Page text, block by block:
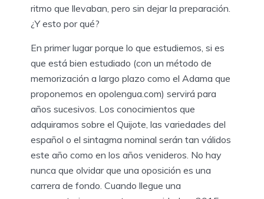
ritmo que llevaban, pero sin dejar la preparación.
¿Y esto por qué?
En primer lugar porque lo que estudiemos, si es
que está bien estudiado (con un método de
memorización a largo plazo como el Adama que
proponemos en opolengua.com) servirá para
años sucesivos. Los conocimientos que
adquiramos sobre el Quijote, las variedades del
español o el sintagma nominal serán tan válidos
este año como en los años venideros. No hay
nunca que olvidar que una oposición es una
carrera de fondo. Cuando llegue una